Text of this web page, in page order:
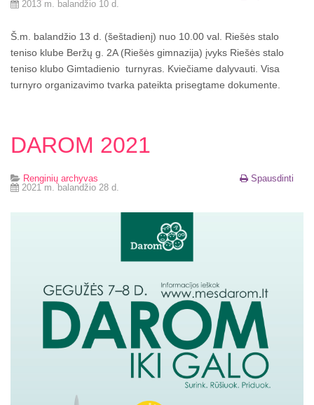
2013 m. balandžio 10 d.
Š.m. balandžio 13 d. (šeštadienį) nuo 10.00 val. Riešės stalo
teniso klube Beržų g. 2A (Riešės gimnazija) įvyks Riešės stalo
teniso klubo Gimtadienio turnyras. Kviečiame dalyvauti. Visa
turnyro organizavimo tvarka pateikta prisegtame dokumente.
DAROM 2021
Spausdinti
Renginių archyvas
2021 m. balandžio 28 d.